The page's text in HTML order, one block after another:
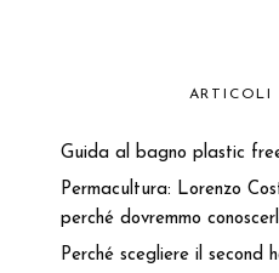
ARTICOLI
Guida al bagno plastic
Permacultura: Lorenzo
perché dovremmo
Perché scegliere il second